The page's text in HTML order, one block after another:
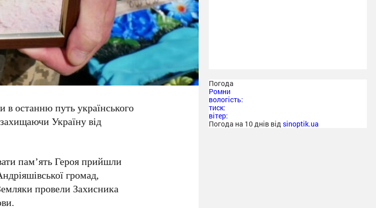
в останню путь українського
Україну від
пам’ять Героя прийшли
громад,
провели Захисника
Погода
Ромни
вологість:
тиск:
вітер:
Погода на 10 днів від sinoptik.ua